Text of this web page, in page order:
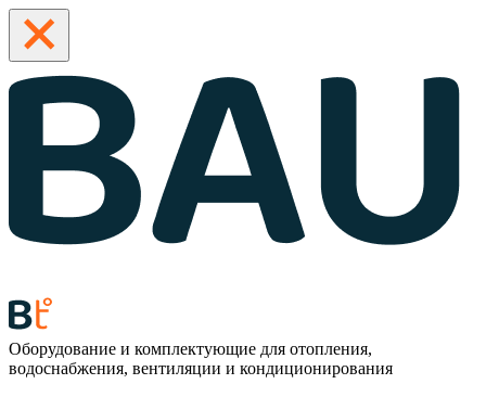
Оборудование и комплектующие для отопления,
водоснабжения, вентиляции и кондиционирования